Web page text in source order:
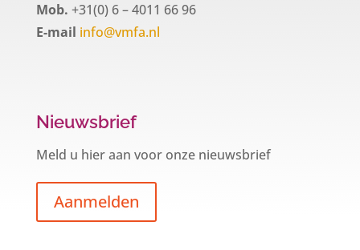
Mob. +31(0) 6 – 4011 66 96
E-mail info@vmfa.nl
Nieuwsbrief
Meld u hier aan voor onze nieuwsbrief
Aanmelden